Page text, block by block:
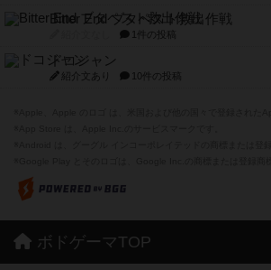
Bitter End ブタペスト救出作戦
1件の投稿
ドコジャン
紹介文あり 10件の投稿
ボドゲーマTOP